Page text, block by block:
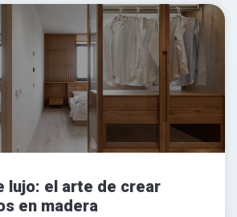
lujo: el arte de crear
en madera